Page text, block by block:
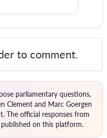
to comment.
parliamentary questions,
Clement and Marc Goergen
The official responses from
on this platform.